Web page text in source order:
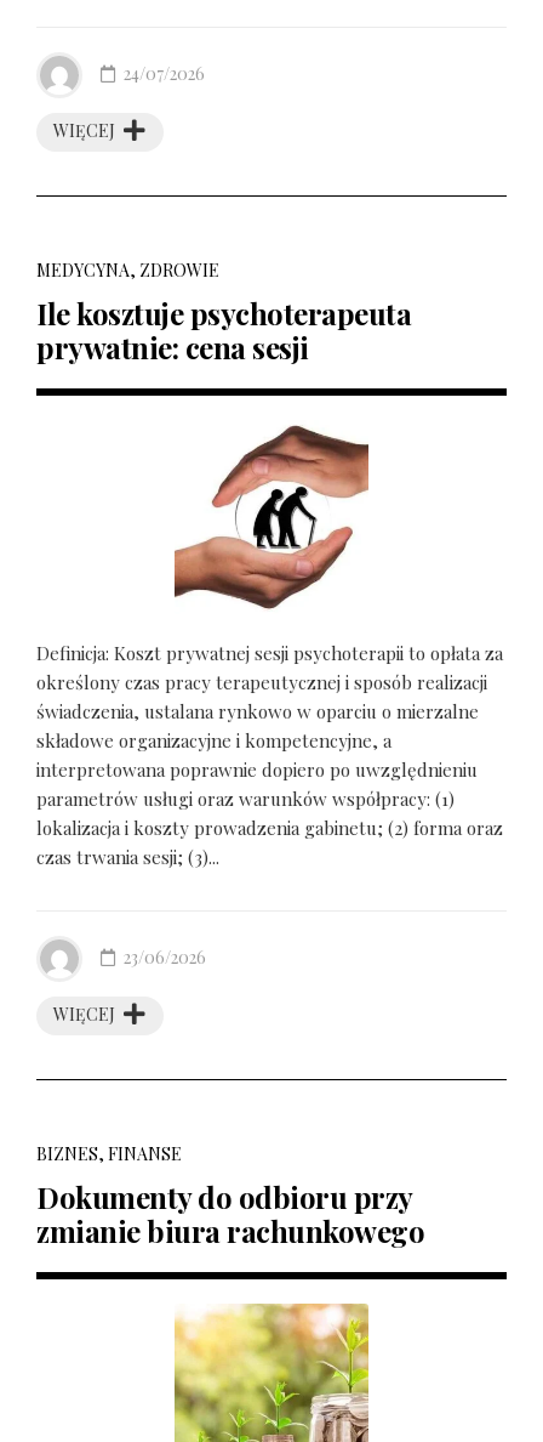
WIĘCEJ
24/07/2026
MEDYCYNA, ZDROWIE
Ile kosztuje psychoterapeuta
prywatnie: cena sesji
Definicja: Koszt prywatnej sesji psychoterapii to opłata za
określony czas pracy terapeutycznej i sposób realizacji
świadczenia, ustalana rynkowo w oparciu o mierzalne
składowe organizacyjne i kompetencyjne, a
interpretowana poprawnie dopiero po uwzględnieniu
parametrów usługi oraz warunków współpracy: (1)
lokalizacja i koszty prowadzenia gabinetu; (2) forma oraz
czas trwania sesji; (3)...
WIĘCEJ
23/06/2026
BIZNES, FINANSE
Dokumenty do odbioru przy
zmianie biura rachunkowego